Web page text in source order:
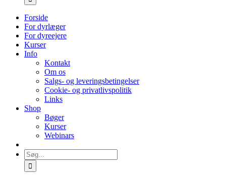
Forside
For dyrlæger
For dyreejere
Kurser
Info
Kontakt
Om os
Salgs- og leveringsbetingelser
Cookie- og privatlivspolitik
Links
Shop
Bøger
Kurser
Webinars
Søg
efter: